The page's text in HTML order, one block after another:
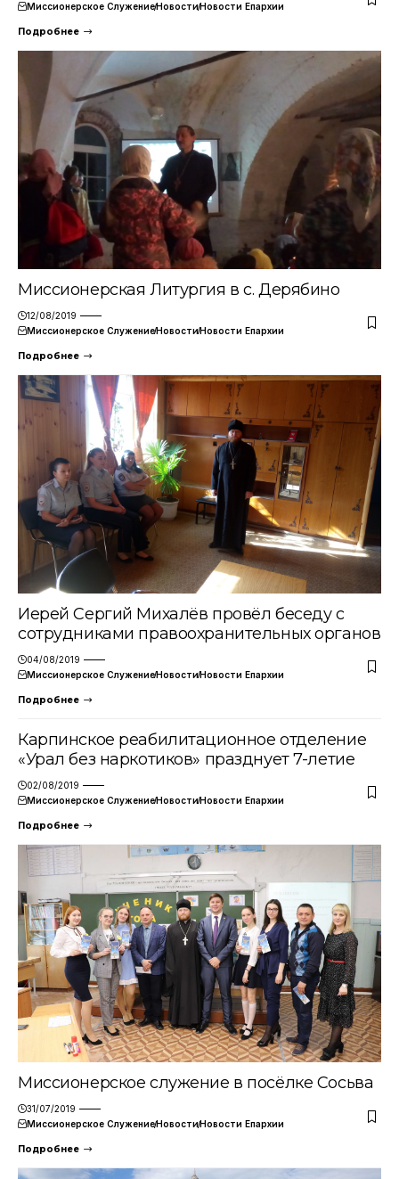
Миссионерское СлужениеНовостиНовости Епархии
Подробнее
Миссионерская Литургия в с. Дерябино
12/08/2019
Миссионерское СлужениеНовостиНовости Епархии
Подробнее
Иерей Сергий Михалёв провёл беседу с
сотрудниками правоохранительных органов
04/08/2019
Миссионерское СлужениеНовостиНовости Епархии
Подробнее
Карпинское реабилитационное отделение
«Урал без наркотиков» празднует 7-летие
02/08/2019
Миссионерское СлужениеНовостиНовости Епархии
Подробнее
Миссионерское служение в посёлке Сосьва
31/07/2019
Миссионерское СлужениеНовостиНовости Епархии
Подробнее